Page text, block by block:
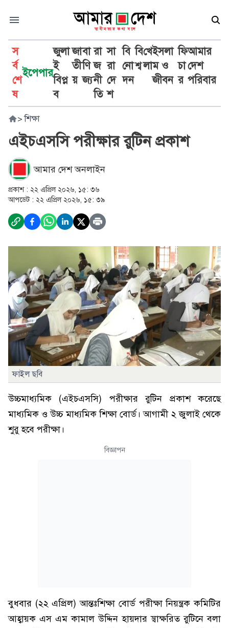
স
র্ব
শে
ষ
ইপেপার
জুলা
ই
বিপ্ল
ব
জা
তী
য়
বা
ণি
জ্য
রা
জ
নী
তি
সা
রা
দে
শ
বি
নো
দন
বি
শ্ব
খে
লা
ইসলা
ম ও
জীবন
ফি
চা
র
আমার
দেশ
পরিবার
> শিক্ষা
এইচএসসি পরীক্ষার রুটিন প্রকাশ
আমার দেশ অনলাইন
প্রকাশ : ২২ এপ্রিল ২০২৬, ১৫: ৩৬
আপডেট : ২২ এপ্রিল ২০২৬, ১৫: ৩৯
ফাইল ছবি
উচ্চমাধ্যমিক (এইচএসসি) পরীক্ষার রুটিন প্রকাশ করেছে
মাধ্যমিক ও উচ্চ মাধ্যমিক শিক্ষা বোর্ড। আগামী ২ জুলাই থেকে
শুরু হবে পরীক্ষা।
বিজ্ঞাপন
বুধবার (২২ এপ্রিল) আন্তঃশিক্ষা বোর্ড পরীক্ষা নিয়ন্ত্রক কমিটির
আহ্বায়ক এস এম কামাল উদ্দিন হায়দার স্বাক্ষরিত রুটিনে বলা